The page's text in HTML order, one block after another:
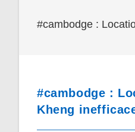
#cambodge :
#cambodge :
Kheng